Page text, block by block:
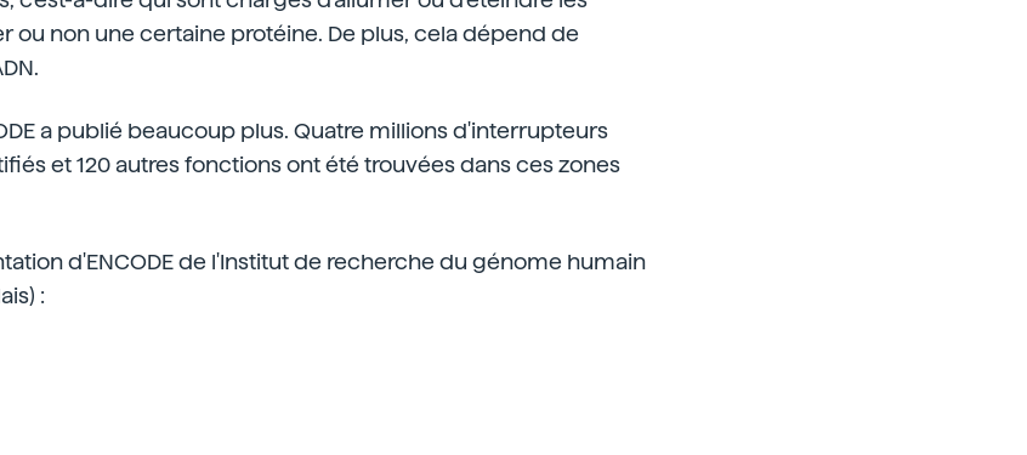
ou non une certaine protéine. De plus, cela dépend de
a publié beaucoup plus. Quatre millions d'interrupteurs
et 120 autres fonctions ont été trouvées dans ces zones
d'ENCODE de l'Institut de recherche du génome humain
: